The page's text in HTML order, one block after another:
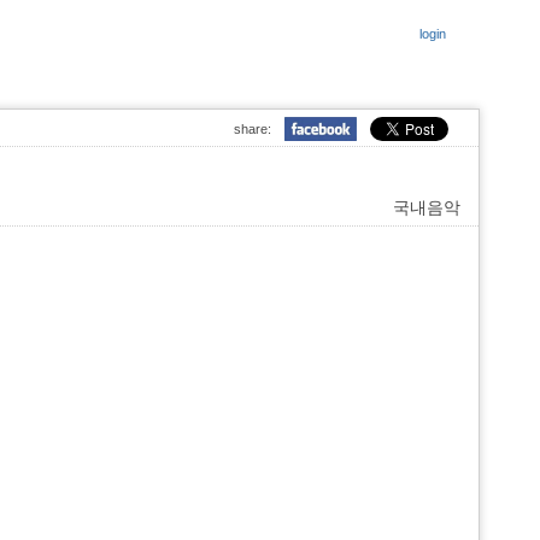
login
share:
국내음악